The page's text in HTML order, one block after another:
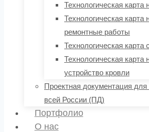
Технологическая карта
Технологическая карта
ремонтные работы
Технологическая карта
Технологическая карта
устройство кровли
Проектная документация для
всей России (ПД)
Портфолио
О нас